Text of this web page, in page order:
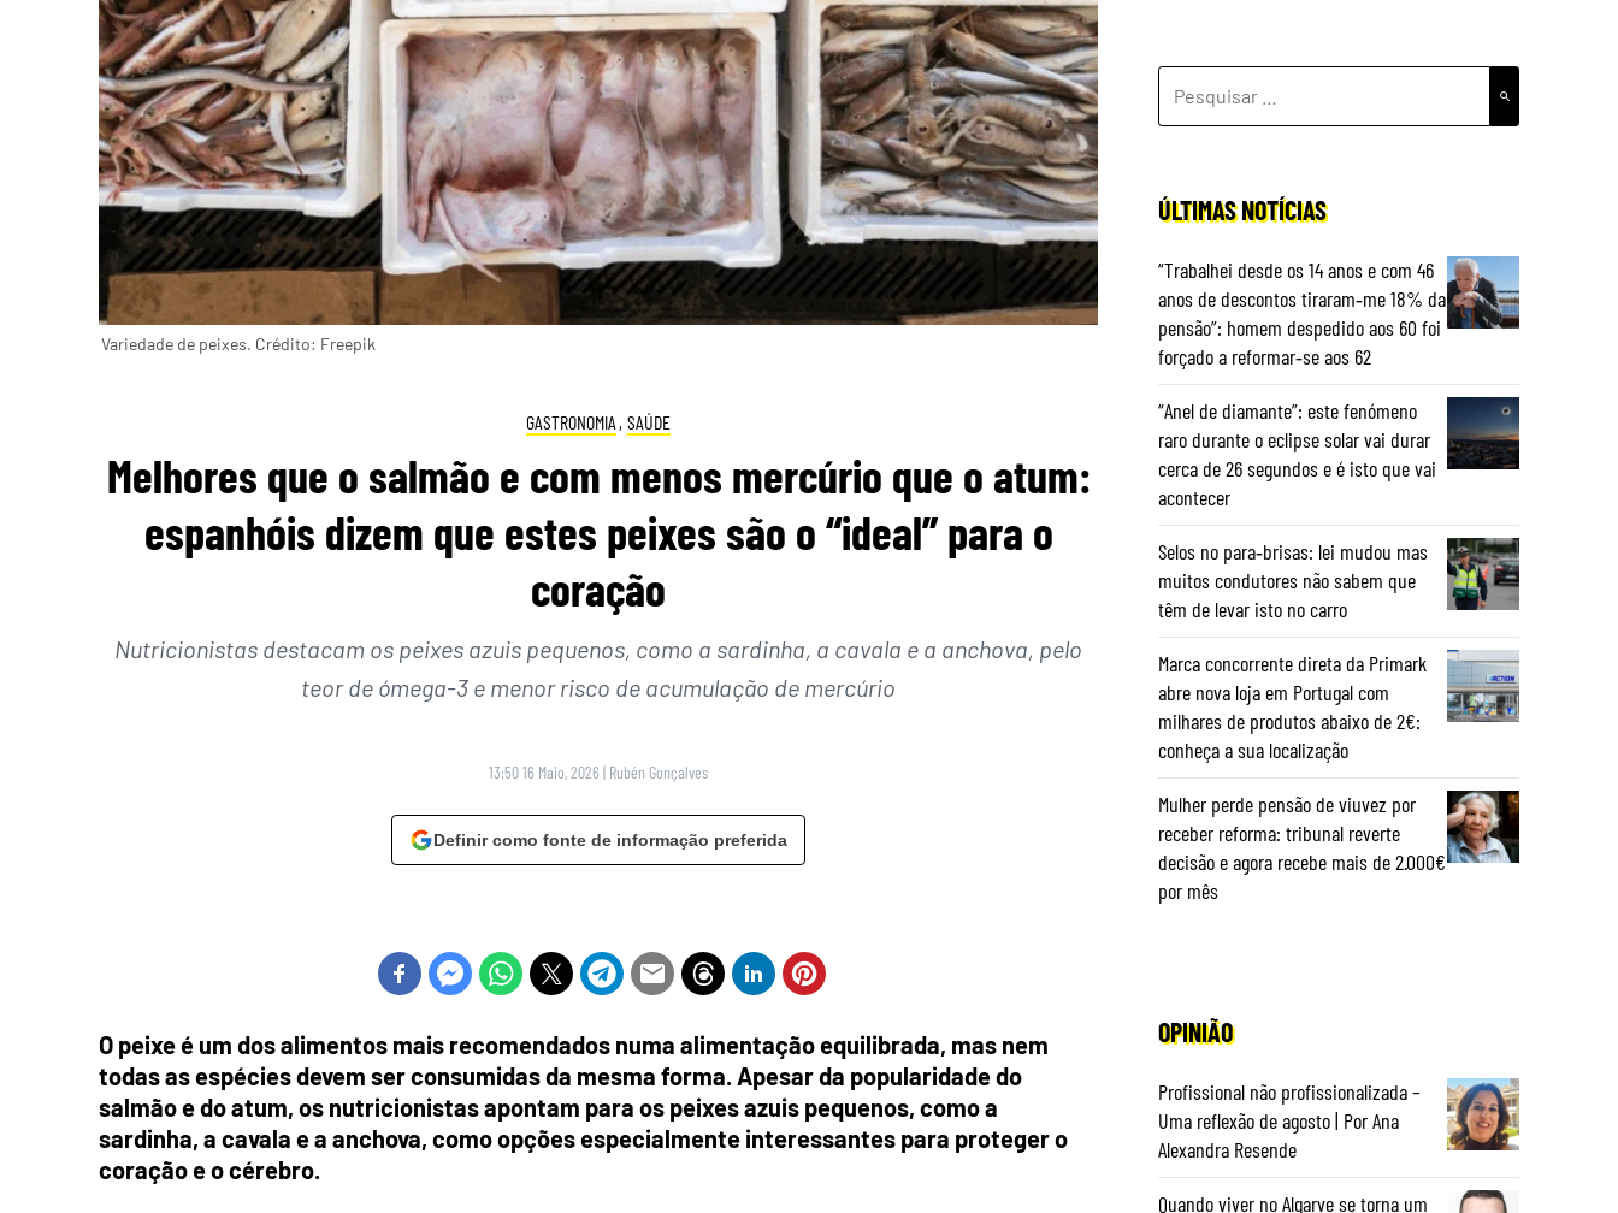
Variedade de peixes. Crédito: Freepik
GASTRONOMIA , SAÚDE
Melhores que o salmão e com menos mercúrio que o atum:
espanhóis dizem que estes peixes são o “ideal” para o
coração
Nutricionistas destacam os peixes azuis pequenos, como a sardinha, a cavala e a anchova, pelo
teor de ómega-3 e menor risco de acumulação de mercúrio
13:50 16 Maio, 2026 | Rubén Gonçalves
Definir como fonte de informação preferida
O peixe é um dos alimentos mais recomendados numa alimentação equilibrada, mas nem
todas as espécies devem ser consumidas da mesma forma. Apesar da popularidade do
salmão e do atum, os nutricionistas apontam para os peixes azuis pequenos, como a
sardinha, a cavala e a anchova, como opções especialmente interessantes para proteger o
coração e o cérebro.
POR:
ÚLTIMAS NOTÍCIAS
“Trabalhei desde os 14 anos e com 46
anos de descontos tiraram‑me 18% da
pensão”: homem despedido aos 60 foi
forçado a reformar‑se aos 62
“Anel de diamante”: este fenómeno
raro durante o eclipse solar vai durar
cerca de 26 segundos e é isto que vai
acontecer
Selos no para‑brisas: lei mudou mas
muitos condutores não sabem que
têm de levar isto no carro
Marca concorrente direta da Primark
abre nova loja em Portugal com
milhares de produtos abaixo de 2€:
conheça a sua localização
Mulher perde pensão de viuvez por
receber reforma: tribunal reverte
decisão e agora recebe mais de 2.000€
por mês
OPINIÃO
Profissional não profissionalizada –
Uma reflexão de agosto | Por Ana
Alexandra Resende
Quando viver no Algarve se torna um